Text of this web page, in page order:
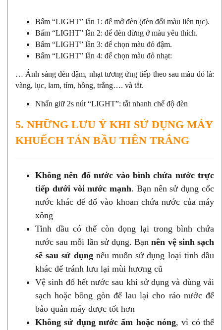
Bấm “LIGHT” lần 1: để mở đèn (đèn đổi màu liên tục).
Bấm “LIGHT” lần 2: để đèn dừng ở màu yêu thích.
Bấm “LIGHT” lần 3: để chọn màu đỏ đậm.
Bấm “LIGHT” lần 4: để chọn màu đỏ nhạt:
… Ánh sáng đèn đậm, nhạt tương ứng tiếp theo sau màu đỏ là:
vàng, lục, lam, tím, hồng, trắng…. và tắt.
Nhấn giữ 2s nút “LIGHT”: tắt nhanh chế độ đèn
5. NHỮNG LƯU Ý KHI SỬ DỤNG MÁY
KHUẾCH TÁN BẦU TIÊN TRẮNG
Không nên đổ nước vào bình chứa nước trực
tiếp dưới vòi nước mạnh. Bạn nên sử dụng cốc
nước khác để đổ vào khoan chứa nước của máy
xông
Tinh dầu có thể còn đọng lại trong bình chứa
nước sau mỗi lần sử dụng. Bạn nên vệ sinh sạch
sẽ sau sử dụngnếu muốn sử dụng loại tinh dầu
khác để tránh lưu lại mùi hương cũ
Vệ sinh đổ hết nước sau khi sử dụng và dùng vải
sạch hoặc bông gòn để lau lại cho ráo nước để
bảo quản máy được tốt hơn
Không sử dụng nước ấm hoặc nóng, vì có thể